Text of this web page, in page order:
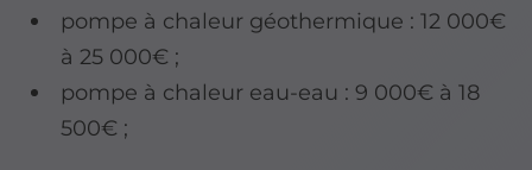
pompe à chaleur géothermique : 12 000€
à 25 000€ ;
pompe à chaleur eau-eau : 9 000€ à 18
500€ ;